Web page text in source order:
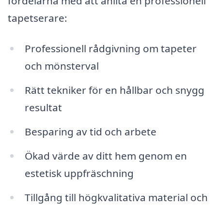
tapetserare:
Professionell rådgivning om tapeter
och mönsterval
Rätt tekniker för en hållbar och snygg
resultat
Besparing av tid och arbete
Ökad värde av ditt hem genom en
estetisk uppfräschning
Tillgång till högkvalitativa material och